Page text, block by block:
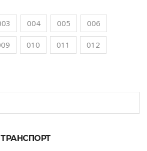
004 005 006
010 011 012